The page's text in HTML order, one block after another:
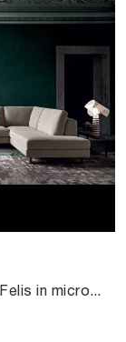
Cerchi salotti e divani Felis in microfibra? Clicca e ottieni informazioni sul modello Angel per spazi moderni.